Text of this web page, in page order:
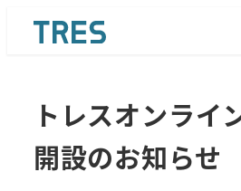
トレスオンライ
開設のお知らせ